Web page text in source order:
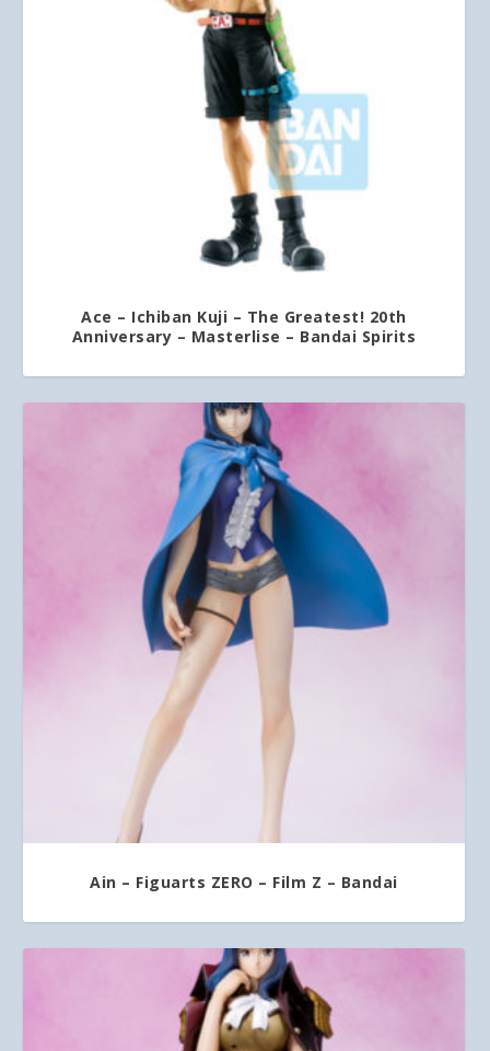
Ace – Ichiban Kuji – The Greatest! 20th
Anniversary – Masterlise – Bandai Spirits
Ain – Figuarts ZERO – Film Z – Bandai